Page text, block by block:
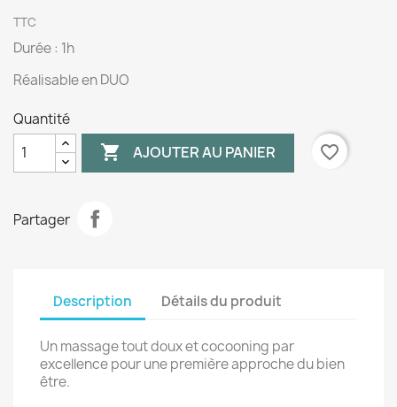
TTC
Durée : 1h
Réalisable en DUO
Quantité
 AJOUTER AU PANIER favorite_border
Partager
Description Détails du produit
Un massage tout doux et cocooning par
excellence pour une première approche du bien
être.